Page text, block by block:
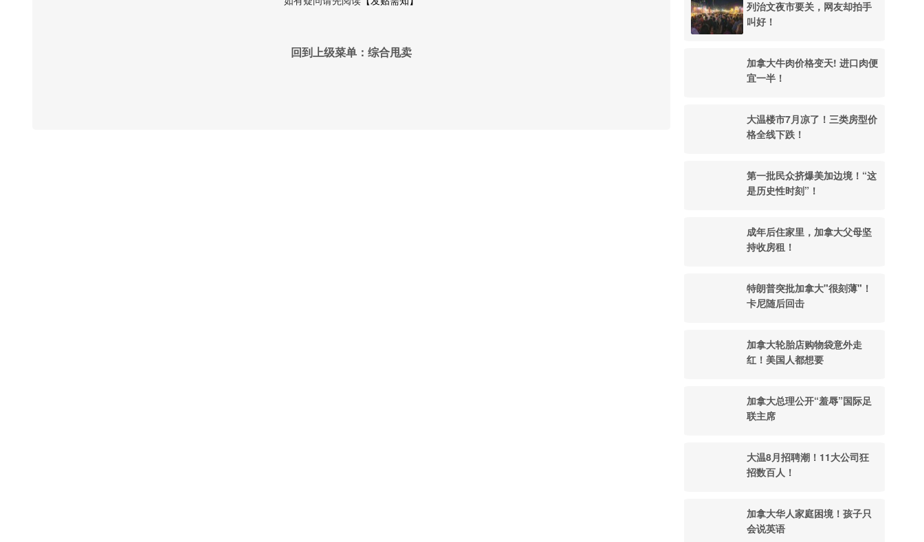
列治文夜市要关，网友却拍手
叫好！
加拿大牛肉价格变天! 进口肉便
宜一半！
大温楼市7月凉了！三类房型价
格全线下跌！
第一批民众挤爆美加边境！“这
是历史性时刻”！
成年后住家里，加拿大父母坚
持收房租！
特朗普突批加拿大"很刻薄"！
卡尼随后回击
加拿大轮胎店购物袋意外走
红！美国人都想要
加拿大总理公开“羞辱”国际足
联主席
大温8月招聘潮！11大公司狂
招数百人！
加拿大华人家庭困境！孩子只
会说英语
回到上级菜单：综合甩卖